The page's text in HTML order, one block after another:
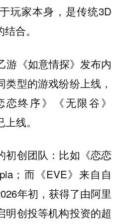
玩家本身，是传统3D
合。
游《如意情探》发布内
型的游戏纷纷上线，
终序》《无限谷》
线。
初创团队：比如《恋恋
；而《EVE》来自自
年初，获得了由阿里
明创投等机构投资的超